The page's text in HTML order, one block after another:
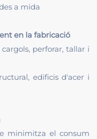
a mida
en la fabricació
perforar, tallar i
edificis d'acer i
minimitza el consum